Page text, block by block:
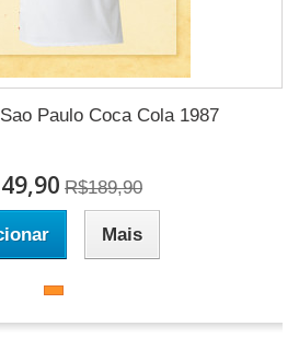
Paulo Coca Cola 1987
R$189,90
Mais